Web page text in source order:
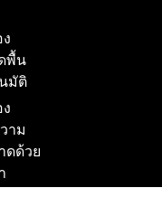
ง
พื้น
มัติ
ง
าม
ดด้วย